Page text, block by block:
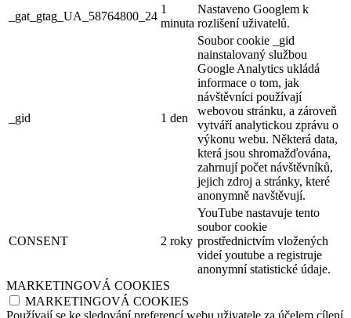
_gat_gtag_UA_58764800_24
1
minuta
Nastaveno Googlem k
rozlišení uživatelů.
_gid 1 den
Soubor cookie _gid
nainstalovaný službou
Google Analytics ukládá
informace o tom, jak
návštěvníci používají
webovou stránku, a zároveň
vytváří analytickou zprávu o
výkonu webu. Některá data,
která jsou shromažďována,
zahrnují počet návštěvníků,
jejich zdroj a stránky, které
anonymně navštěvují.
CONSENT 2 roky
YouTube nastavuje tento
soubor cookie
prostřednictvím vložených
videí youtube a registruje
anonymní statistické údaje.
MARKETINGOVÁ COOKIES
MARKETINGOVÁ COOKIES